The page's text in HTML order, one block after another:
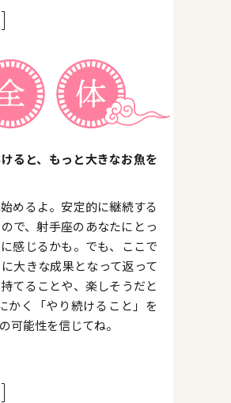
ると、もっと大きなお魚を
めるよ。安定的に継続する
で、射手座のあなたにとっ
感じるかも。でも、ここで
大きな成果となって返って
てることや、楽しそうだと
かく「やり続けること」を
可能性を信じてね。